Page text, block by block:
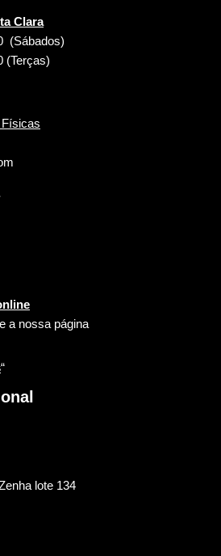
Clara
(Sábados)
(Terças)
a nossa página
“
lote 134